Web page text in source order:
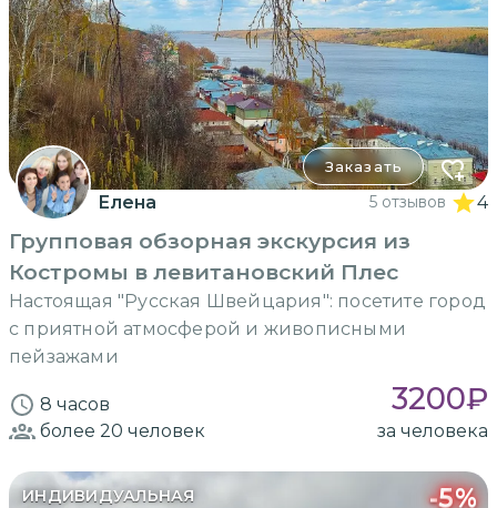
Заказать
Елена 5 отзывов 4
Групповая обзорная экскурсия из
Костромы в левитановский Плес
Настоящая "Русская Швейцария": посетите город
с приятной атмосферой и живописными
пейзажами
8 часов 3200₽
более 20 человек за человека
ИНДИВИДУАЛЬНАЯ -5%